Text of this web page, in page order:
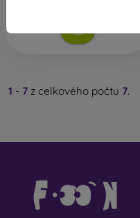
1 - 7 z celkového počtu 7.